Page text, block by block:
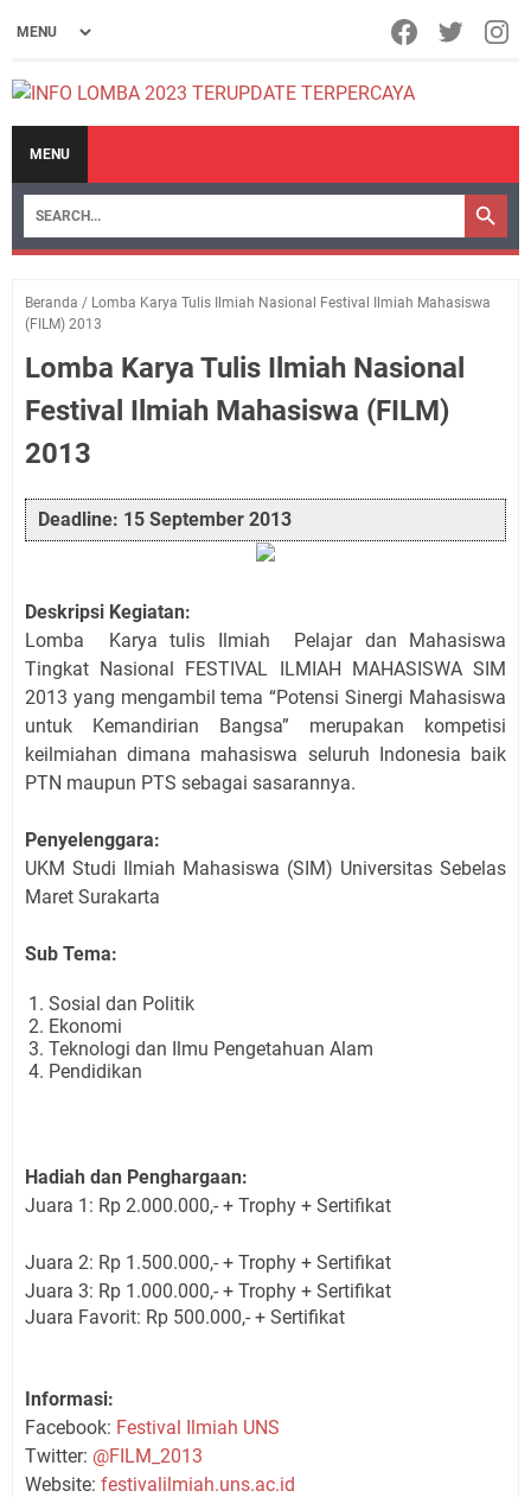
MENU
Beranda / Lomba Karya Tulis Ilmiah Nasional Festival Ilmiah Mahasiswa
(FILM) 2013
Lomba Karya Tulis Ilmiah Nasional
Festival Ilmiah Mahasiswa (FILM)
2013
Deadline: 15 September 2013
Deskripsi Kegiatan:
Lomba Karya tulis Ilmiah Pelajar dan Mahasiswa
Tingkat Nasional FESTIVAL ILMIAH MAHASISWA SIM
2013 yang mengambil tema“Potensi Sinergi Mahasiswa
untuk Kemandirian Bangsa” merupakan kompetisi
keilmiahan dimana mahasiswa seluruh Indonesia baik
PTN maupun PTS sebagai sasarannya.
Penyelenggara:
UKM Studi Ilmiah Mahasiswa (SIM) Universitas Sebelas
Maret Surakarta
Sub Tema:
Sosial dan Politik
Ekonomi
Teknologi dan Ilmu Pengetahuan Alam
Pendidikan
Hadiah dan Penghargaan:
Juara 1: Rp 2.000.000,- + Trophy + Sertifikat
Juara 2: Rp 1.500.000,- + Trophy + Sertifikat
Juara 3: Rp 1.000.000,- + Trophy + Sertifikat
Juara Favorit: Rp 500.000,- + Sertifikat
Informasi:
Facebook: Festival Ilmiah UNS
Twitter: @FILM_2013
Website: festivalilmiah.uns.ac.id